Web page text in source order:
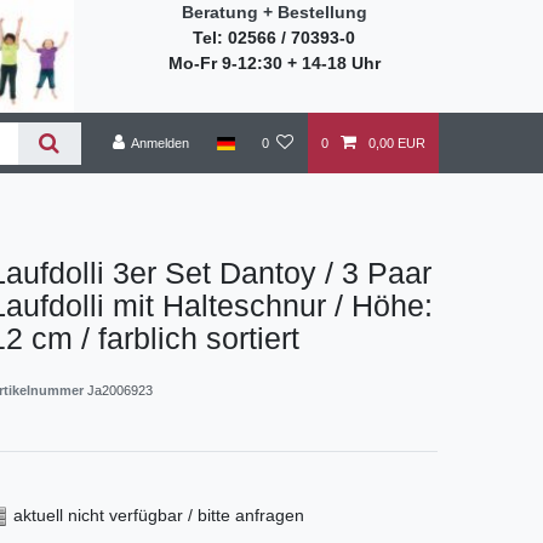
Beratung + Bestellung
Tel: 02566 / 70393-0
Mo-Fr 9-12:30 + 14-18 Uhr
Anmelden 0 0 0,00 EUR
3er Set Dantoy / 3 Paar
mit Halteschnur / Höhe:
cm / farblich sortiert
Ja2006923
aktuell nicht verfügbar / bitte anfragen